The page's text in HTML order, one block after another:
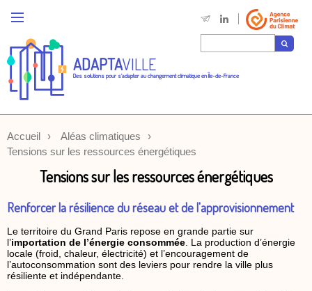
ADAPTAVILLE
Des solutions pour s'adapter au changement climatique en Île-de-France
Accueil
Aléas climatiques
Tensions sur les ressources énergétiques
Tensions sur les ressources énergétiques
Renforcer la résilience du réseau et de l'approvisionnement
Le territoire du Grand Paris repose en grande partie sur
l’importation de l’énergie consommée . La production d’énergie
locale (froid, chaleur, électricité) et l’encouragement de
l’autoconsommation sont des leviers pour rendre la ville plus
résiliente et indépendante.